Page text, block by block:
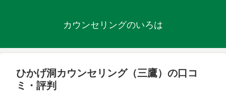
カウンセリングのいろは
ひかげ洞カウンセリング（三鷹）の口コ
ミ・評判